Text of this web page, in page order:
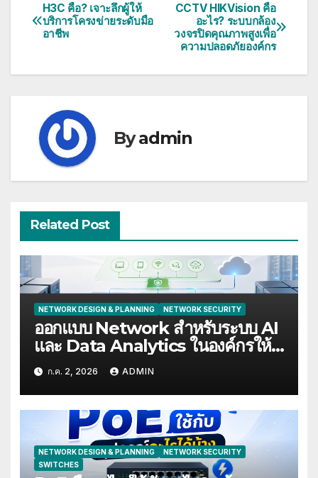
แนะแนว
เรื่อง
CCTV HIKVision คือ
อะไร? ระบบกล้อง
วงจรปิดคุณภาพสูงเพื่อ
ความปลอดภัยองค์กร
H3C คือ? เจาะลึกผู้ให้
บริการโครงข่ายระดับมือ
อาชีพ
Byadmin
Related Post
NETWORK DESIGN & PLANNING NETWORK SECURITY
ออกแบบ Network สำหรับระบบ AI
และ Data Analytics ในองค์กรให้
รองรับอนาคตอย่างยืดหยุ่น
ก.ค. 2, 2026 ADMIN
NETWORK DESIGN & PLANNING
NETWORK SECURITY
SWITCHES